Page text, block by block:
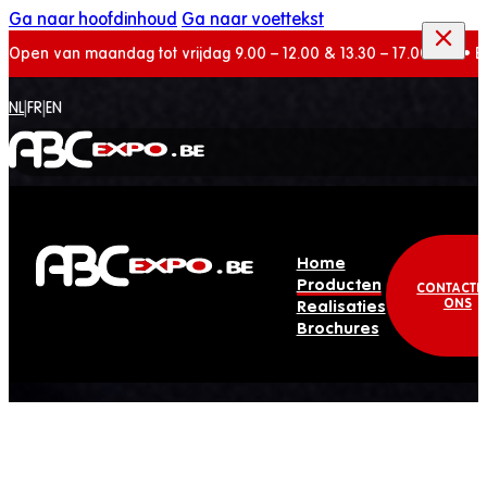
Ga naar hoofdinhoud Ga naar voettekst
Open van maandag tot vrijdag 9.00 – 12.00 & 13.30 – 17.00 uur.
NL|FR EN
Home
Producten
Realisaties
Brochures
ONS